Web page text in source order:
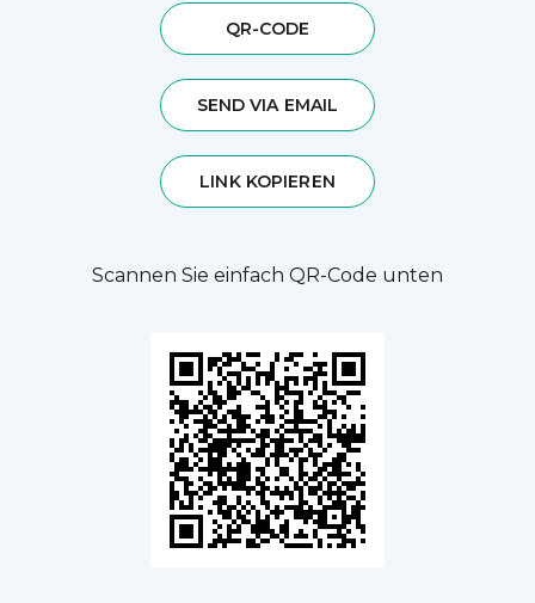
QR-CODE
SEND VIA EMAIL
LINK KOPIEREN
Scannen Sie einfach QR-Code unten